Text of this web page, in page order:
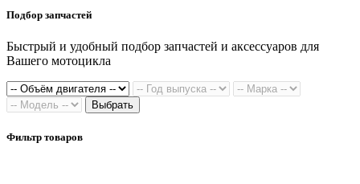
Подбор запчастей
Быстрый и удобный подбор запчастей и аксессуаров для
Вашего мотоцикла
Выбрать
Фильтр товаров